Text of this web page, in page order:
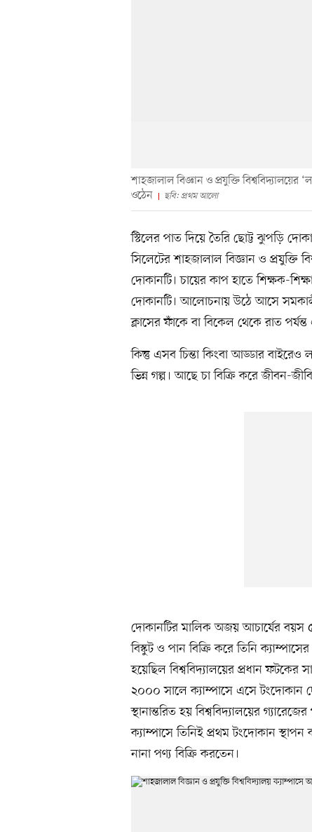
শাহজালাল বিজ্ঞান ও প্রযুক্তি বিশ্ববিদ্যালয়ের
ওঠেন
ছবি: প্রথম আলো
স্টিলের পাত দিয়ে তৈরি ছোট্ট ঝুপড়ি
সিলেটের শাহজালাল বিজ্ঞান ও প্রযুক্তি
দোকানটি। চায়ের কাপ হাতে শিক্ষক-
দোকানটি। আলোচনায় উঠে আসে
ক্লাসের ফাঁকে বা বিকেল থেকে রাত
কিন্তু এসব চিন্তা কিংবা আড্ডার
ভিন্ন গল্প। আছে চা বিক্রি করে জীবন-
দোকানটির মালিক অজয় আচার্যের বয়স
বিস্কুট ও পান বিক্রি করে তিনি
হয়েছিল বিশ্ববিদ্যালয়ের প্রধান ফটকের
২০০০ সালে ক্যাম্পাসে এসে টংদোকান
স্থানান্তরিত হয় বিশ্ববিদ্যালয়ের
ক্যাম্পাসে তিনিই প্রথম টংদোকান
নানা পণ্য বিক্রি করতেন।